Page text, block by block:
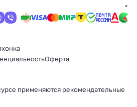
Оферта
применяются рекомендательные